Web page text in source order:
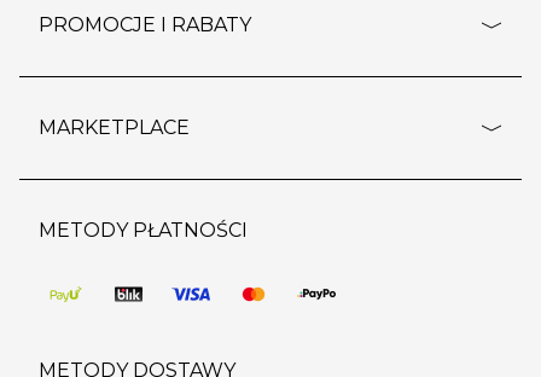
polityka prywatności
kontakt
dostawy i płatność
wypis z subskrypcji
regulamin sklepu
pozostałe regulaminy
PROMOCJE I RABATY
outlet
regulaminy promocji
MARKETPLACE
strefa marek
pomoc dla sprzedawców
METODY PŁATNOŚCI
METODY DOSTAWY